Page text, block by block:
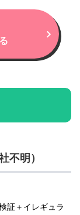
不明）
証＋イレギュラ